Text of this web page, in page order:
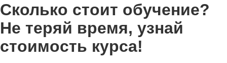
Сколько стоит обучение?
Не теряй время, узнай
стоимость курса!